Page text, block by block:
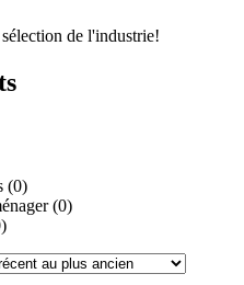
de l'industrie!
(0)
(0)